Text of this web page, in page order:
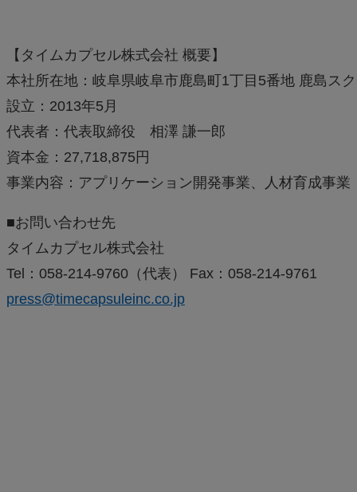
【タイムカプセル株式会社 概要】
本社所在地：岐阜県岐阜市鹿島町1丁目5番地 鹿島ス
設立：2013年5月
代表者：代表取締役 相澤 謙一郎
資本金：27,718,875円
事業内容：アプリケーション開発事業、人材育成事業
■お問い合わせ先
タイムカプセル株式会社
Tel：058-214-9760（代表） Fax：058-214-9761
press@timecapsuleinc.co.jp